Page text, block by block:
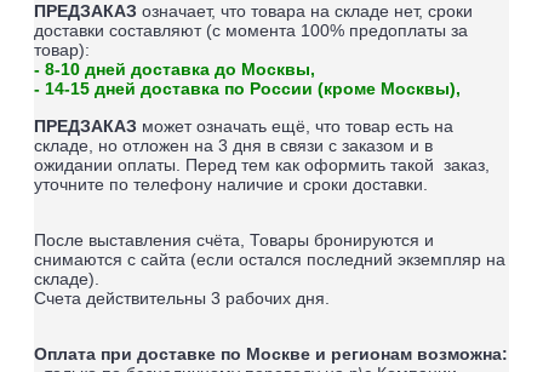
ПРЕДЗАКАЗ означает, что товара на складе нет, сроки
доставки составляют (с момента 100% предоплаты за
товар):
- 8-10 дней доставка до Москвы,
- 14-15 дней доставка по России (кроме Москвы),
ПРЕДЗАКАЗ может означать ещё, что товар есть на
складе, но отложен на 3 дня в связи с заказом и в
ожидании оплаты. Перед тем как оформить такой заказ,
уточните по телефону наличие и сроки доставки.
После выставления счёта, Товары бронируются и
снимаются с сайта (если остался последний экземпляр на
складе).
Счета действительны 3 рабочих дня.
Оплата при доставке по Москве и регионам возможна: